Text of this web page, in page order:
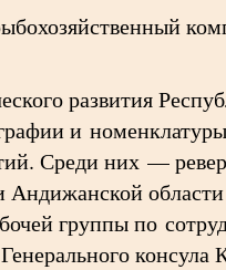
развития
и
Среди них —
Андижанской
группы по